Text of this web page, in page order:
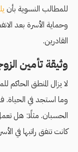
للمطالب النسوية بأن
وحماية الأسرة بعد
القادرين.
وثيقة تأمين
لا يزال المنطق الحاكم
وما استجد في الحياة.
الحسبان. مثلًا: هل
كانت تنفق راتبها في